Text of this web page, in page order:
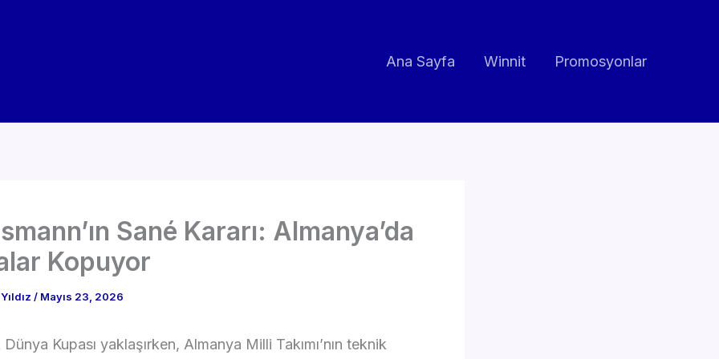
Ana Sayfa
Winnit Promosyonlar
Sané Kararı: Almanya’da
Kopuyor
/ Mayıs 23, 2026
Kupası yaklaşırken, Almanya Milli Takımı’nın teknik